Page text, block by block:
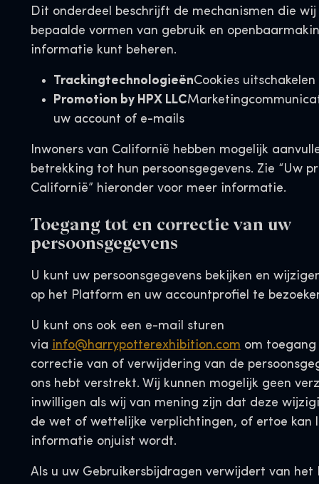
Dit onderdeel beschrijft de mechanismen die
bepaalde vormen van gebruik en
informatie kunt beheren.
TrackingtechnologieënCookies
Promotion by HPX LLC
uw account of e-mails
Inwoners van Californië hebben mogelijk
betrekking tot hun persoonsgegevens. Zie “Uw
Californië” hieronder voor meer informatie.
Toegang tot en correctie van uw
persoonsgegevens
U kunt uw persoonsgegevens bekijken en
op het Platform en uw accountprofiel te
U kunt ons ook een e-mail sturen
via info@harrypotterexhibition.com om
correctie van of verwijdering van de
ons hebt verstrekt. Wij kunnen mogelijk geen
inwilligen als wij van mening zijn dat deze
de wet of wettelijke verplichtingen, of ertoe kan
informatie onjuist wordt.
Als u uw Gebruikersbijdragen verwijdert van het